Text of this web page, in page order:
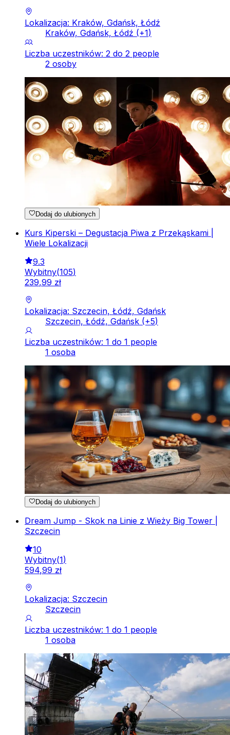
Lokalizacja: Kraków, Gdańsk, Łódź
Kraków, Gdańsk, Łódź (+1)
Liczba uczestników: 2 do 2 people
2 osoby
Dodaj do ulubionych
Kurs Kiperski – Degustacja Piwa z Przekąskami |
Wiele Lokalizacji
9.3
Wybitny(105)
239,99 zł
Lokalizacja: Szczecin, Łódź, Gdańsk
Szczecin, Łódź, Gdańsk (+5)
Liczba uczestników: 1 do 1 people
1 osoba
Dodaj do ulubionych
Dream Jump - Skok na Linie z Wieży Big Tower |
Szczecin
10
Wybitny(1)
594,99 zł
Lokalizacja: Szczecin
Szczecin
Liczba uczestników: 1 do 1 people
1 osoba